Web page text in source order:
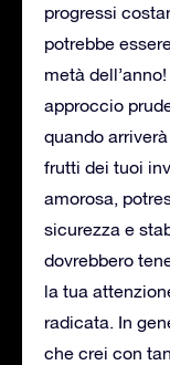
progressi
potrebbe
metà
approccio
quando
frutti dei tuoi
amorosa,
sicurezza e
dovrebbero
la tua
radicata. In
che crei con